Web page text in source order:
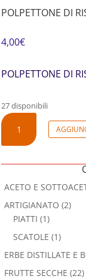
POLPETTONE DI
4,00€
27 disponibili
POLPETTONE
RISO
ACETO E
ARTIGIANATO (2)
PIATTI (1)
SCATOLE (1)
ERBE DISTILLATE E
FRUTTE SECCHE (22)